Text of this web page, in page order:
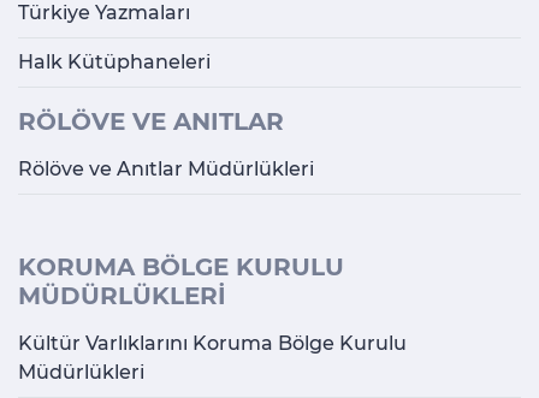
Türkiye Yazmaları
Halk Kütüphaneleri
RÖLÖVE VE ANITLAR
Rölöve ve Anıtlar Müdürlükleri
KORUMA BÖLGE KURULU
MÜDÜRLÜKLERİ
Kültür Varlıklarını Koruma Bölge Kurulu
Müdürlükleri